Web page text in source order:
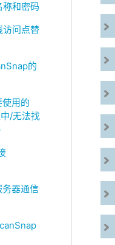
和密码
访问点替
的
用的
/无法找
器通信